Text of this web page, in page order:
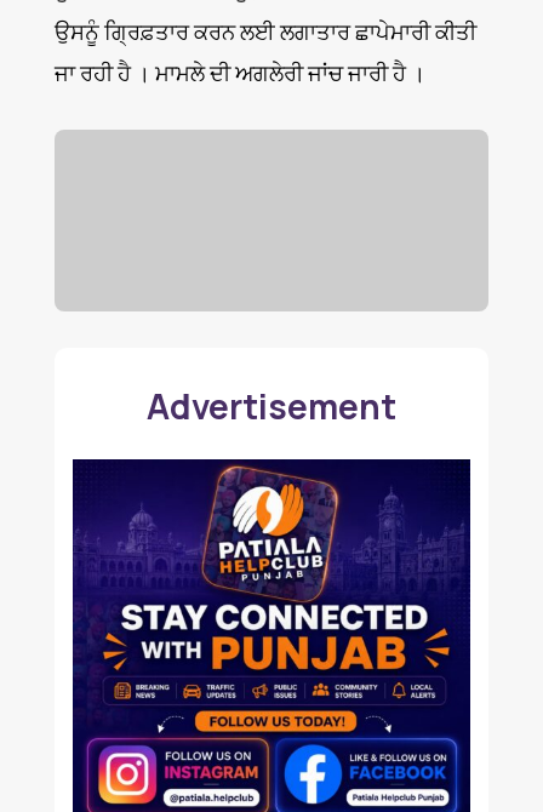
ਉਸਨੂੰ ਗ੍ਰਿਫ਼ਤਾਰ ਕਰਨ ਲਈ ਲਗਾਤਾਰ ਛਾਪੇਮਾਰੀ ਕੀਤੀ
ਜਾ ਰਹੀ ਹੈ । ਮਾਮਲੇ ਦੀ ਅਗਲੇਰੀ ਜਾਂਚ ਜਾਰੀ ਹੈ ।
Advertisement